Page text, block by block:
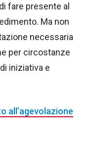
fare presente al
Ma non
necessaria
per circostanze
iniziativa e
all’agevolazione